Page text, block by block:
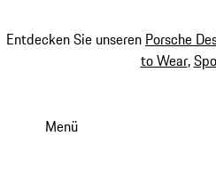
Entdecken Sie unseren Porsche
to Wear,
Hauptinhalt
Menü